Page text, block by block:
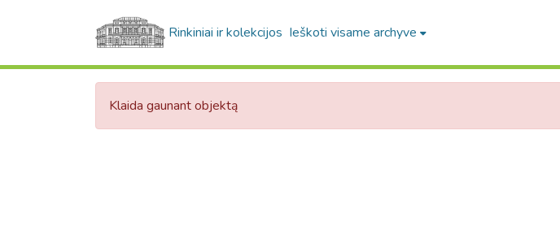
Rinkiniai ir kolekcijos Ieškoti visame archyve
Klaida gaunant objektą